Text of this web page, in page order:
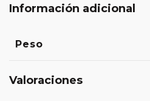
Información adicional
Peso
Valoraciones